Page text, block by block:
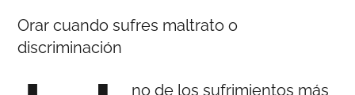
Orar cuando sufres maltrato o
discriminación
no de los sufrimientos más